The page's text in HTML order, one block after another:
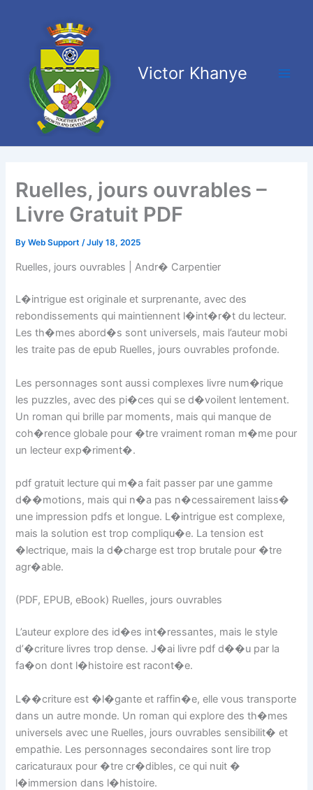
Victor Khanye
Ruelles, jours ouvrables –
Livre Gratuit PDF
ByWeb Support/July 18, 2025
Ruelles, jours ouvrables | Andr� Carpentier
L�intrigue est originale et surprenante, avec des
rebondissements qui maintiennent l�int�r�t du lecteur.
Les th�mes abord�s sont universels, mais l’auteur mobi
les traite pas de epub Ruelles, jours ouvrables profonde.
Les personnages sont aussi complexes livre num�rique
les puzzles, avec des pi�ces qui se d�voilent lentement.
Un roman qui brille par moments, mais qui manque de
coh�rence globale pour �tre vraiment roman m�me pour
un lecteur exp�riment�.
pdf gratuit lecture qui m�a fait passer par une gamme
d��motions, mais qui n�a pas n�cessairement laiss�
une impression pdfs et longue. L�intrigue est complexe,
mais la solution est trop compliqu�e. La tension est
�lectrique, mais la d�charge est trop brutale pour �tre
agr�able.
(PDF, EPUB, eBook) Ruelles, jours ouvrables
L’auteur explore des id�es int�ressantes, mais le style
d’�criture livres trop dense. J�ai livre pdf d��u par la
fa�on dont l�histoire est racont�e.
L��criture est �l�gante et raffin�e, elle vous transporte
dans un autre monde. Un roman qui explore des th�mes
universels avec une Ruelles, jours ouvrables sensibilit� et
empathie. Les personnages secondaires sont lire trop
caricaturaux pour �tre cr�dibles, ce qui nuit �
l�immersion dans l�histoire.